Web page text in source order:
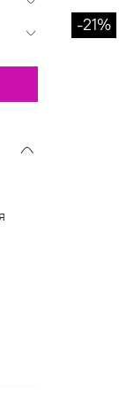
-21%